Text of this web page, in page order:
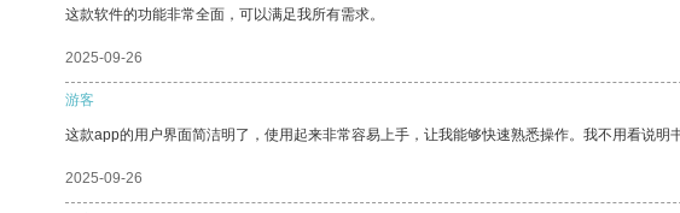
这款软件的功能非常全面，可以满足我所有需求。
2025-09-26
游客
这款app的用户界面简洁明了，使用起来非常容易上手，让我能够快速熟悉操作。我不用看说明
2025-09-26